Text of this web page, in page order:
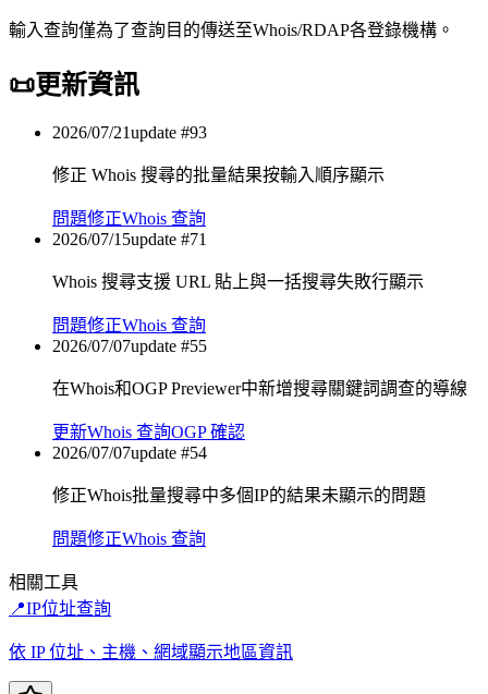
輸入查詢僅為了查詢目的傳送至Whois/RDAP各登錄機構。
📜更新資訊
2026/07/21update #93
修正 Whois 搜尋的批量結果按輸入順序顯示
問題修正Whois 查詢
2026/07/15update #71
Whois 搜尋支援 URL 貼上與一括搜尋失敗行顯示
問題修正Whois 查詢
2026/07/07update #55
在Whois和OGP Previewer中新增搜尋關鍵詞調查的導線
更新Whois 查詢OGP 確認
2026/07/07update #54
修正Whois批量搜尋中多個IP的結果未顯示的問題
問題修正Whois 查詢
相關工具
📍IP位址查詢
依 IP 位址、主機、網域顯示地區資訊